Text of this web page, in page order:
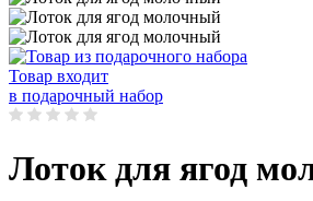
Товар входит
в подарочный набор
Лоток для ягод